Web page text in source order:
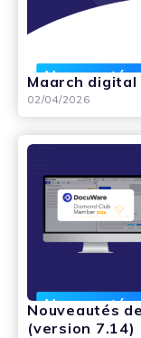
Maarch
02/04/2026
Nouveautés
(version 7.14)